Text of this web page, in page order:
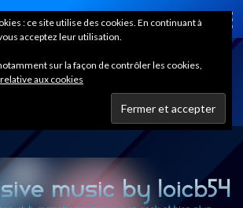
Home
: ce site utilise des cookies. En continuant à
acceptez leur utilisation.
sur la façon de contrôler les cookies,
aux cookies